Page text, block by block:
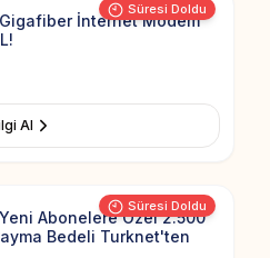
Süresi Doldu
İnternet Modem
Al
Süresi Doldu
Add to
Abonelere Özel 2.500
Bedeli Turknet'ten